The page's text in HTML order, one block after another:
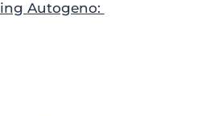
Autogeno: